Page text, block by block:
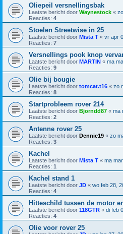
Oliepeil versnellingsbak
Laatste bericht door Waynestock «
Reacties: 4
Stoelen Streetwise in 25
Laatste bericht door Mista T « vr apr
Reacties: 7
Versnellings pook knop
Laatste bericht door MARTIN « ma
Reacties: 9
Olie bij bougie
Laatste bericht door tomcat.t16 « zo
Reacties: 8
Startprobleem rover 214
Laatste bericht door Bjorndd87 « ma
Reacties: 2
Antenne rover 25
Laatste bericht door Dennie19 « zo
Reacties: 3
Kachel
Laatste bericht door Mista T « ma
Reacties: 1
Kachel stand 1
Laatste bericht door JD « wo feb 28,
Reacties: 4
Hitteschild tussen de motor
Laatste bericht door 118GTR « di feb
Reacties: 4
Olie voor rover 25